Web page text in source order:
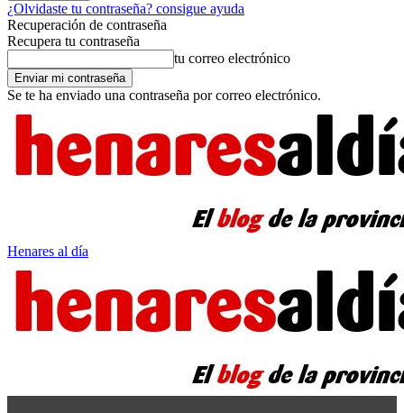
¿Olvidaste tu contraseña? consigue ayuda
Recuperación de contraseña
Recupera tu contraseña
tu correo electrónico
Se te ha enviado una contraseña por correo electrónico.
Henares al día